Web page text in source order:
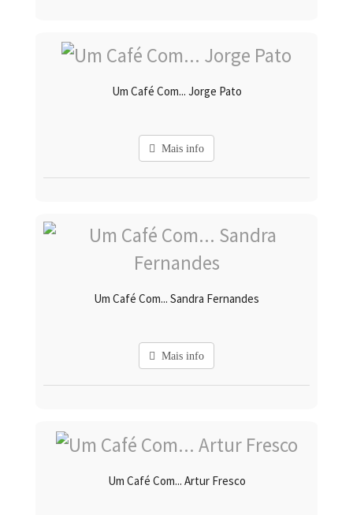
Um Café Com... Jorge Pato
Mais info
Um Café Com... Sandra Fernandes
Mais info
Um Café Com... Artur Fresco